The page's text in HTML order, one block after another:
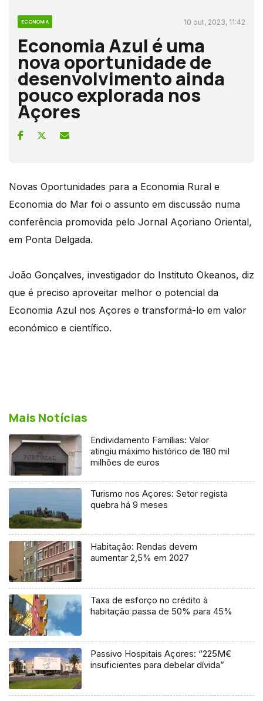
ECONOMIA 10 out, 2023, 11:42
Economia Azul é uma
nova oportunidade de
desenvolvimento ainda
pouco explorada nos
Açores
Novas Oportunidades para a Economia Rural e
Economia do Mar foi o assunto em discussão numa
conferência promovida pelo Jornal Açoriano Oriental,
em Ponta Delgada.
João Gonçalves, investigador do Instituto Okeanos, diz
que é preciso aproveitar melhor o potencial da
Economia Azul nos Açores e transformá-lo em valor
económico e científico.
Mais Notícias
Endividamento Famílias: Valor
atingiu máximo histórico de 180 mil
milhões de euros
Turismo nos Açores: Setor regista
quebra há 9 meses
Habitação: Rendas devem
aumentar 2,5% em 2027
Taxa de esforço no crédito à
habitação passa de 50% para 45%
Passivo Hospitais Açores: “225M€
insuficientes para debelar dívida”